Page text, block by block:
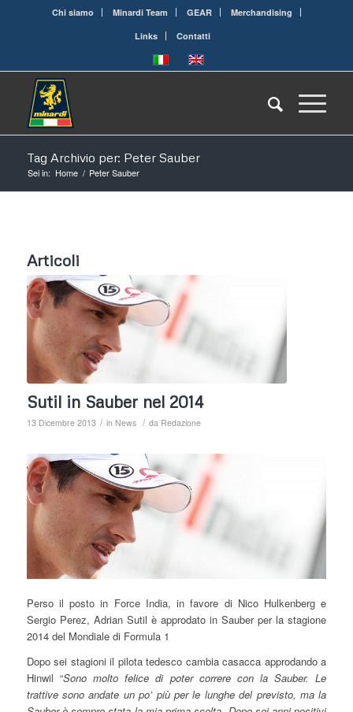
Chi siamo Minardi Team GEAR
Merchandising
Links
Contatti
Tag Archivio per: Peter Sauber
Sei in: Home / Peter Sauber
Articoli
Sutil in Sauber nel 2014
13 Dicembre 2013 / in News / da Redazione
Perso il posto in Force India, in favore di Nico Hulkenberg e
Sergio Perez, Adrian Sutil è approdato in Sauber per la stagione
2014 del Mondiale di Formula 1
Dopo sei stagioni il pilota tedesco cambia casacca approdando a
Hinwil “Sono molto felice di poter correre con la Sauber. Le
trattive sono andate un po’ più per le lunghe del previsto, ma la